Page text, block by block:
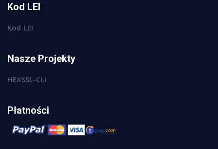
Kod LEI
Kod LEI
Nasze Projekty
HEXSSL-CLI
Płatności